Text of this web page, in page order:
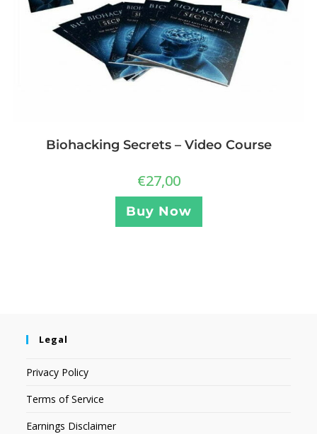
Biohacking Secrets – Video Course
€27,00
Buy Now
Legal
Privacy Policy
Terms of Service
Earnings Disclaimer